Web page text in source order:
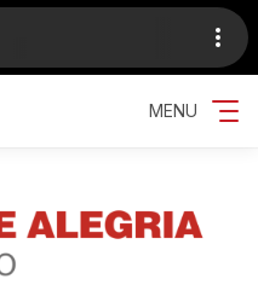
e Luciano - Felicidade que
MENU